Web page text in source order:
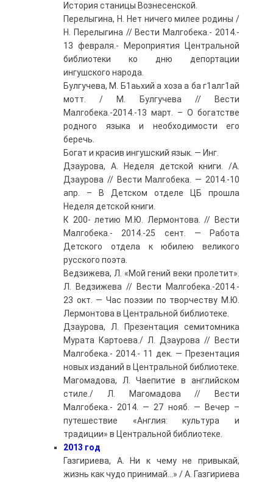
История станицы Вознесенской.
Перелыгина, Н. Нет ничего милее родины /
Н. Перелыгина // Вести Малгобека.- 2014.-
13 февраля.- Мероприятия Центральной
библиотеки ко дню депортации
ингушского народа.
Булгучева, М. Б1аьхий а хоза а ба г1алг1ай
мотт. / М. Булгучева // Вести
Малгобека.-2014.-13 март. – О богатстве
родного языка и необходимости его
беречь.
Богат и красив ингушский язык. — Инг.
Дзаурова, А. Неделя детской книги. /А.
Дзаурова // Вести Малгобека. — 2014.-10
апр. – В Детском отделе ЦБ прошла
Неделя детской книги.
К 200- летию М.Ю. Лермонтова. // Вести
Малгобека.- 2014.-25 сент. — Работа
Детского отдела к юбилею великого
русского поэта.
Ведзижева, Л. «Мой гений веки пролетит».
Л. Ведзижева // Вести Малгобека.-2014.-
23 окт. — Час поэзии по творчеству М.Ю.
Лермонтова в Центральной библиотеке.
Дзаурова, Л. Презентация семитомника
Мурата Картоева./ Л. Дзаурова // Вести
Малгобека.- 2014.- 11 дек. — Презентация
новых изданий в Центральной библиотеке.
Магомадова, Л. Чаепитие в английском
стиле./ Л. Магомадова // Вести
Малгобека.- 2014. — 27 нояб. — Вечер –
путешествие «Англия: культура и
традиции» в Центральной библиотеке.
2013 год
Газгириева, А. Ни к чему не привыкай,
жизнь как чудо принимай…» / А. Газгириева